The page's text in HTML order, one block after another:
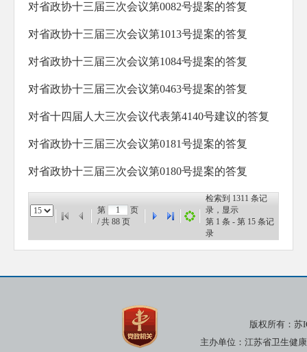
对省政协十三届三次会议第0082号提案的答复
对省政协十三届三次会议第1013号提案的答复
对省政协十三届三次会议第1084号提案的答复
对省政协十三届三次会议第0463号提案的答复
对省十四届人大三次会议代表第4140号建议的答复
对省政协十三届三次会议第0181号提案的答复
对省政协十三届三次会议第0180号提案的答复
第
页
/ 共 88 页
检索到 1311 条记
录，显示
第 1 条 - 第 15 条记
录
版权所有： 苏
主办单位：江苏省卫生健